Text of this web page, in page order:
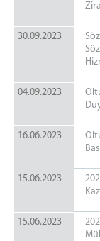
30.09.2023
04.09.2023
16.06.2023
15.06.2023
15.06.2023